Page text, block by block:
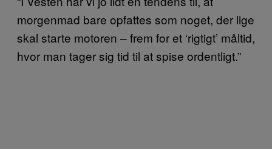
morgenmad bare opfattes som noget, der lige
skal starte motoren – frem for et ‘rigtigt’ måltid,
hvor man tager sig tid til at spise ordentligt.”